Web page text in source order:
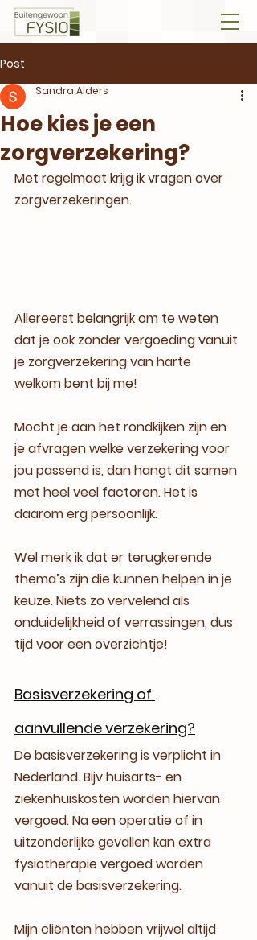
Post
Hoe kies je een
zorgverzekering?
Sandra Alders
Met regelmaat krijg ik vragen over
zorgverzekeringen.
Allereerst belangrijk om te weten
dat je ook zonder vergoeding vanuit
je zorgverzekering van harte
welkom bent bij me!
Mocht je aan het rondkijken zijn en
je afvragen welke verzekering voor
jou passend is, dan hangt dit samen
met heel veel factoren. Het is
daarom erg persoonlijk.
Wel merk ik dat er terugkerende
thema’s zijn die kunnen helpen in je
keuze. Niets zo vervelend als
onduidelijkheid of verrassingen, dus
tijd voor een overzichtje!
Basisverzekering of
aanvullende verzekering?
De basisverzekering is verplicht in
Nederland. Bijv huisarts- en
ziekenhuiskosten worden hiervan
vergoed. Na een operatie of in
uitzonderlijke gevallen kan extra
fysiotherapie vergoed worden
vanuit de basisverzekering.
Mijn cliënten hebben vrijwel altijd